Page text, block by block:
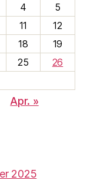
4
5
11
12
18
19
25
26
Apr. »
2025